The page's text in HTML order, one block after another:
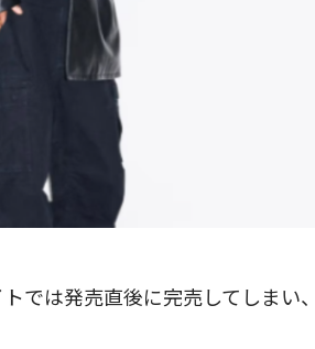
では発売直後に完売してしまい